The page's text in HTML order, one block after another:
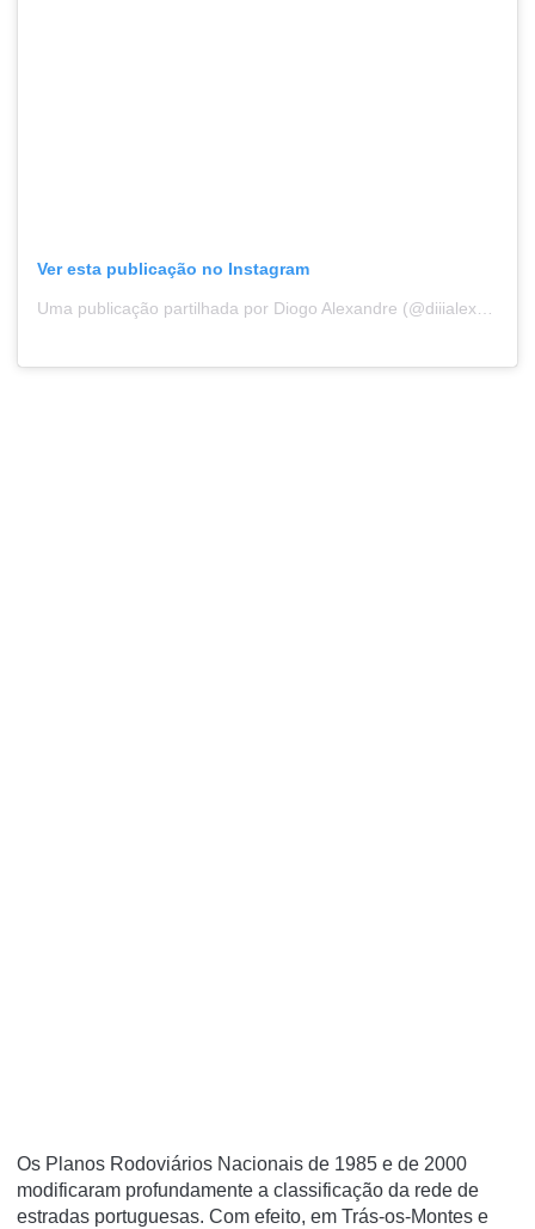
Ver esta publicação no Instagram
Uma publicação partilhada por Diogo Alexandre (@diiialexandre)
Os Planos Rodoviários Nacionais de 1985 e de 2000
modificaram profundamente a classificação da rede de
estradas portuguesas. Com efeito, em Trás-os-Montes e